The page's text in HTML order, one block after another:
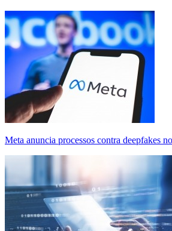
Meta anuncia processos contra deepfakes